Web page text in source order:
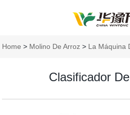
Home > Molino De Arroz > La Máquina
Clasificador